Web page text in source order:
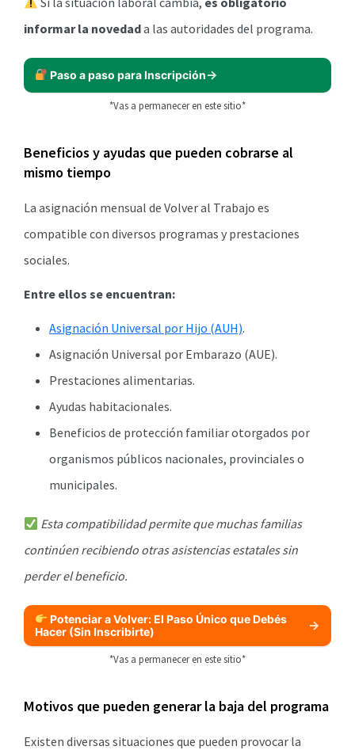
informar la novedada las autoridades del programa.
Paso a paso para Inscripción
*Vas a permanecer en este sitio*
Beneficios y ayudas que pueden cobrarse al
mismo tiempo
La asignación mensual de Volver al Trabajo es
compatible con diversos programas y prestaciones
sociales.
Entre ellos se encuentran:
Asignación Universal por Hijo (AUH).
Asignación Universal por Embarazo (AUE).
Prestaciones alimentarias.
Ayudas habitacionales.
Beneficios de protección familiar otorgados por
organismos públicos nacionales, provinciales o
municipales.
Esta compatibilidad permite que muchas familias
continúen recibiendo otras asistencias estatales sin
perder el beneficio.
Potenciar a Volver: El Paso Único que Debés
Hacer (Sin Inscribirte)
*Vas a permanecer en este sitio*
Motivos que pueden generar la baja del programa
Existen diversas situaciones que pueden provocar la